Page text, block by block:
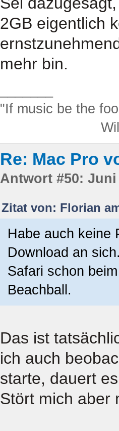
2GB eigentlich
mehr bin.
"If music be the
William
Re: Mac Pro
Antwort #50: Juni
Zitat von: Florian
Habe auch keine
Download an
Safari schon
Beachball.
Das ist
ich auch
starte, dauert
Stört mich aber